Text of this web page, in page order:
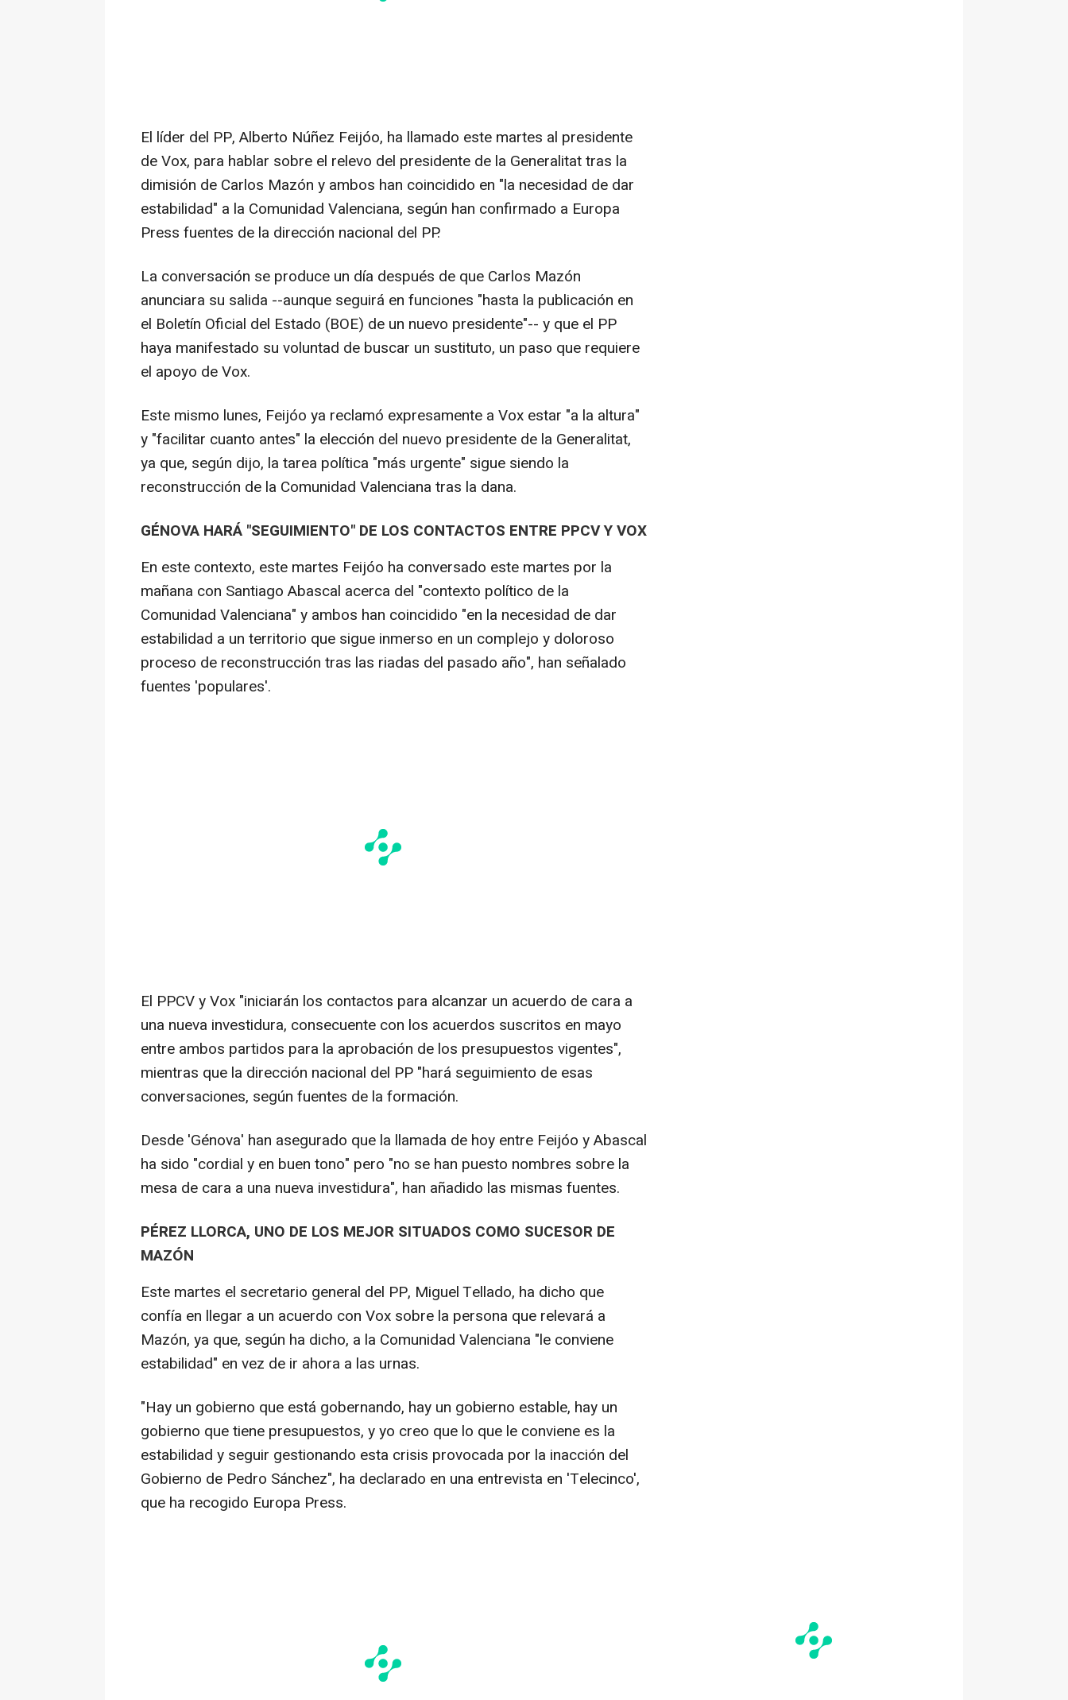
El líder del PP, Alberto Núñez Feijóo, ha llamado este martes al presidente
de Vox, para hablar sobre el relevo del presidente de la Generalitat tras la
dimisión de Carlos Mazón y ambos han coincidido en "la necesidad de dar
estabilidad" a la Comunidad Valenciana, según han confirmado a Europa
Press fuentes de la dirección nacional del PP.
La conversación se produce un día después de que Carlos Mazón
anunciara su salida --aunque seguirá en funciones "hasta la publicación en
el Boletín Oficial del Estado (BOE) de un nuevo presidente"-- y que el PP
haya manifestado su voluntad de buscar un sustituto, un paso que requiere
el apoyo de Vox.
Este mismo lunes, Feijóo ya reclamó expresamente a Vox estar "a la altura"
y "facilitar cuanto antes" la elección del nuevo presidente de la Generalitat,
ya que, según dijo, la tarea política "más urgente" sigue siendo la
reconstrucción de la Comunidad Valenciana tras la dana.
GÉNOVA HARÁ "SEGUIMIENTO" DE LOS CONTACTOS ENTRE PPCV Y VOX
En este contexto, este martes Feijóo ha conversado este martes por la
mañana con Santiago Abascal acerca del "contexto político de la
Comunidad Valenciana" y ambos han coincidido "en la necesidad de dar
estabilidad a un territorio que sigue inmerso en un complejo y doloroso
proceso de reconstrucción tras las riadas del pasado año", han señalado
fuentes 'populares'.
El PPCV y Vox "iniciarán los contactos para alcanzar un acuerdo de cara a
una nueva investidura, consecuente con los acuerdos suscritos en mayo
entre ambos partidos para la aprobación de los presupuestos vigentes",
mientras que la dirección nacional del PP "hará seguimiento de esas
conversaciones, según fuentes de la formación.
Desde 'Génova' han asegurado que la llamada de hoy entre Feijóo y Abascal
ha sido "cordial y en buen tono" pero "no se han puesto nombres sobre la
mesa de cara a una nueva investidura", han añadido las mismas fuentes.
PÉREZ LLORCA, UNO DE LOS MEJOR SITUADOS COMO SUCESOR DE
MAZÓN
Este martes el secretario general del PP, Miguel Tellado, ha dicho que
confía en llegar a un acuerdo con Vox sobre la persona que relevará a
Mazón, ya que, según ha dicho, a la Comunidad Valenciana "le conviene
estabilidad" en vez de ir ahora a las urnas.
"Hay un gobierno que está gobernando, hay un gobierno estable, hay un
gobierno que tiene presupuestos, y yo creo que lo que le conviene es la
estabilidad y seguir gestionando esta crisis provocada por la inacción del
Gobierno de Pedro Sánchez", ha declarado en una entrevista en 'Telecinco',
que ha recogido Europa Press.